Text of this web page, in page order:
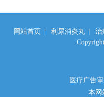
网站首页 利尿消炎丸 治
医疗广告
本网